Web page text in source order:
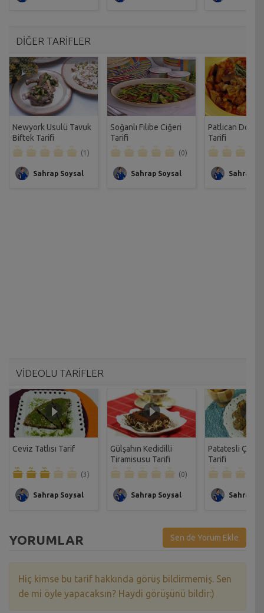
DİĞER TARİFLER
Newyork Usulü Tavuk
Biftek Tarifi
(1)
Sahrap Soysal
Soğanlı Filibe Ciğeri
Tarifi
(0)
Sahrap Soysal
Patlıcan
Tarifi
Sahrap
VİDEOLU TARİFLER
Ceviz Tatlısı Tarif
(3)
Sahrap Soysal
Gülşahın Kedidilli
Tiramisusu Tarifi
(0)
Sahrap Soysal
Patatesli Çıtır
Tarifi
Sahrap
YORUMLAR Sen de Yorum Ekle
Hiç kimse bu tarif hakkında görüş bildirmemiş. Sen
de mi öyle yapacaksın? Haydi görüşünü bildir:)